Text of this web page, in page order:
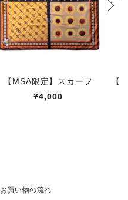
【MSA限定】スカーフ
¥4,000
【
お買い物の流れ